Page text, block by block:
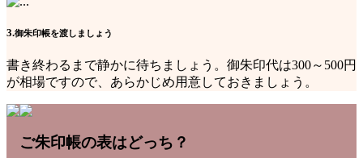
3.御朱印帳を渡しましょう
書き終わるまで静かに待ちましょう。御朱印代は300～500円
が相場ですので、あらかじめ用意しておきましょう。
ご朱印帳の表はどっち？